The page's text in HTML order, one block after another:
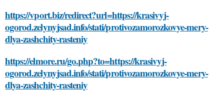
https://vport.biz/redirect?url=https://krasivyj-
ogorod.zelynyjsad.info/stati/protivozamorozkovye-mery-
dlya-zashchity-rasteniy
https://elmore.ru/go.php?to=https://krasivyj-
ogorod.zelynyjsad.info/stati/protivozamorozkovye-mery-
dlya-zashchity-rasteniy